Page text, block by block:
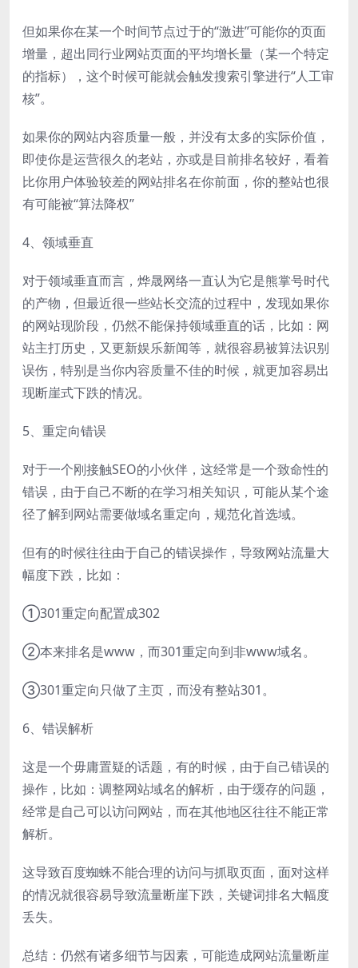
但如果你在某一个时间节点过于的“激进”可能你的页面
增量，超出同行业网站页面的平均增长量（某一个特定
的指标），这个时候可能就会触发搜索引擎进行“人工审
核”。
如果你的网站内容质量一般，并没有太多的实际价值，
即使你是运营很久的老站，亦或是目前排名较好，看着
比你用户体验较差的网站排名在你前面，你的整站也很
有可能被“算法降权”
4、领域垂直
对于领域垂直而言，烨晟网络一直认为它是熊掌号时代
的产物，但最近很一些站长交流的过程中，发现如果你
的网站现阶段，仍然不能保持领域垂直的话，比如：网
站主打历史，又更新娱乐新闻等，就很容易被算法识别
误伤，特别是当你内容质量不佳的时候，就更加容易出
现断崖式下跌的情况。
5、重定向错误
对于一个刚接触SEO的小伙伴，这经常是一个致命性的
错误，由于自己不断的在学习相关知识，可能从某个途
径了解到网站需要做域名重定向，规范化首选域。
但有的时候往往由于自己的错误操作，导致网站流量大
幅度下跌，比如：
①301重定向配置成302
②本来排名是www，而301重定向到非www域名。
③301重定向只做了主页，而没有整站301。
6、错误解析
这是一个毋庸置疑的话题，有的时候，由于自己错误的
操作，比如：调整网站域名的解析，由于缓存的问题，
经常是自己可以访问网站，而在其他地区往往不能正常
解析。
这导致百度蜘蛛不能合理的访问与抓取页面，面对这样
的情况就很容易导致流量断崖下跌，关键词排名大幅度
丢失。
总结：仍然有诸多细节与因素，可能造成网站流量断崖